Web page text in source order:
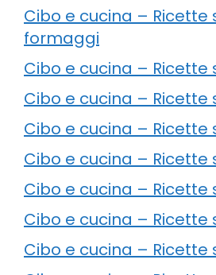
Cibo e cucina – Ricette
formaggi
Cibo e cucina – Ricette
Cibo e cucina – Ricette
Cibo e cucina – Ricette
Cibo e cucina – Ricette
Cibo e cucina – Ricette
Cibo e cucina – Ricette
Cibo e cucina – Ricette